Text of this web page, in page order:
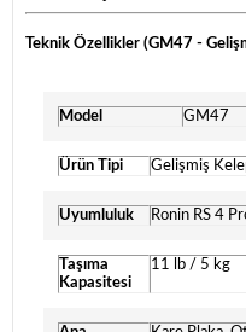
Teknik Özellikler (GM47 -
Model GM47
Ürün Tipi Gelişmiş
Uyumluluk Ronin RS 4
Taşıma
Kapasitesi
11 lb / 5 kg